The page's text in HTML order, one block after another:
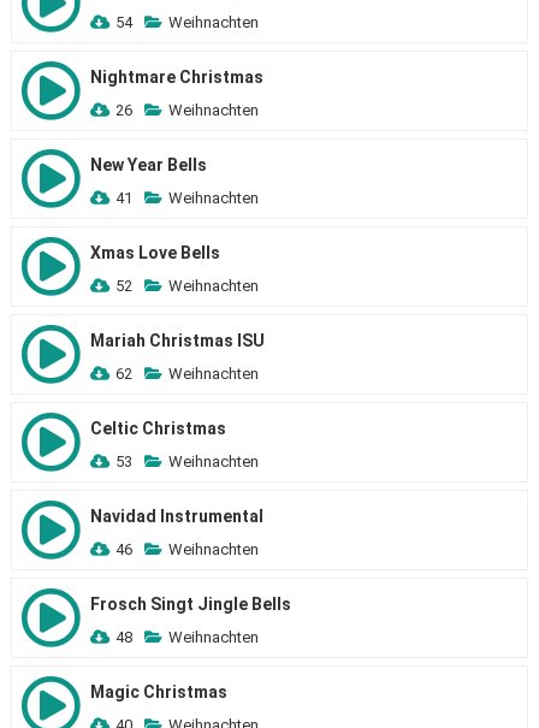
54 Weihnachten
Nightmare Christmas
26 Weihnachten
New Year Bells
41 Weihnachten
Xmas Love Bells
52 Weihnachten
Mariah Christmas ISU
62 Weihnachten
Celtic Christmas
53 Weihnachten
Navidad Instrumental
46 Weihnachten
Frosch Singt Jingle Bells
48 Weihnachten
Magic Christmas